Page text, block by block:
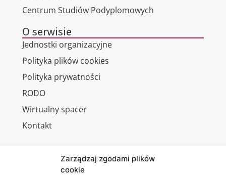
Zarządzaj zgodami plików
cookie
Centrum Studiów Podyplomowych
O serwisie
Jednostki organizacyjne
Polityka plików cookies
Polityka prywatności
RODO
Wirtualny spacer
Kontakt